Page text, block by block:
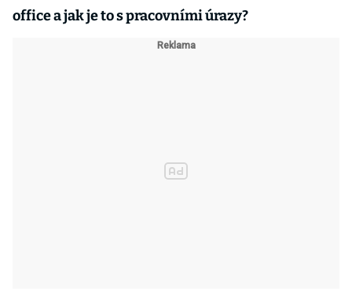
office a jak je to s pracovními úrazy?